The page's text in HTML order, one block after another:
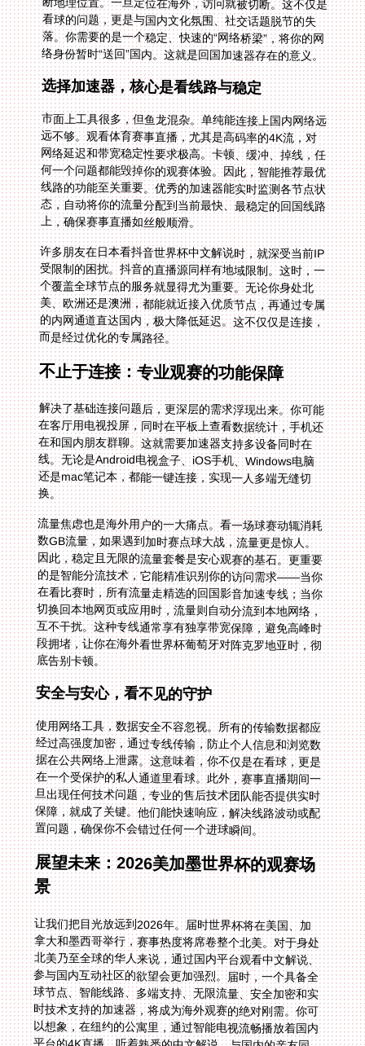
络身份暂时“送回”国内。这就是回国加速器存在的意义。
选择加速器，核心是看线路与稳定
市面上工具很多，但鱼龙混杂。单纯能连接上国内网络远
远不够。观看体育赛事直播，尤其是高码率的4K流，对
网络延迟和带宽稳定性要求极高。卡顿、缓冲、掉线，任
何一个问题都能毁掉你的观赛体验。因此，智能推荐最优
线路的功能至关重要。优秀的加速器能实时监测各节点状
态，自动将你的流量分配到当前最快、最稳定的回国线路
上，确保赛事直播如丝般顺滑。
许多朋友在日本看抖音世界杯中文解说时，就深受当前IP
受限制的困扰。抖音的直播源同样有地域限制。这时，一
个覆盖全球节点的服务就显得尤为重要。无论你身处北
美、欧洲还是澳洲，都能就近接入优质节点，再通过专属
的内网通道直达国内，极大降低延迟。这不仅仅是连接，
而是经过优化的专属路径。
不止于连接：专业观赛的功能保障
解决了基础连接问题后，更深层的需求浮现出来。你可能
在客厅用电视投屏，同时在平板上查看数据统计，手机还
在和国内朋友群聊。这就需要加速器支持多设备同时在
线。无论是Android电视盒子、iOS手机、Windows电脑
还是mac笔记本，都能一键连接，实现一人多端无缝切
换。
流量焦虑也是海外用户的一大痛点。看一场球赛动辄消耗
数GB流量，如果遇到加时赛点球大战，流量更是惊人。
因此，稳定且无限的流量套餐是安心观赛的基石。更重要
的是智能分流技术，它能精准识别你的访问需求——当你
在看比赛时，所有流量走精选的回国影音加速专线；当你
切换回本地网页或应用时，流量则自动分流到本地网络，
互不干扰。这种专线通常享有独享带宽保障，避免高峰时
段拥堵，让你在海外看世界杯葡萄牙对阵克罗地亚时，彻
底告别卡顿。
安全与安心，看不见的守护
使用网络工具，数据安全不容忽视。所有的传输数据都应
经过高强度加密，通过专线传输，防止个人信息和浏览数
据在公共网络上泄露。这意味着，你不仅是在看球，更是
在一个受保护的私人通道里看球。此外，赛事直播期间一
旦出现任何技术问题，专业的售后技术团队能否提供实时
保障，就成了关键。他们能快速响应，解决线路波动或配
置问题，确保你不会错过任何一个进球瞬间。
展望未来：2026美加墨世界杯的观赛场
景
让我们把目光放远到2026年。届时世界杯将在美国、加
拿大和墨西哥举行，赛事热度将席卷整个北美。对于身处
北美乃至全球的华人来说，通过国内平台观看中文解说、
参与国内互动社区的欲望会更加强烈。届时，一个具备全
球节点、智能线路、多端支持、无限流量、安全加密和实
时技术支持的加速器，将成为海外观赛的绝对刚需。你可
以想象，在纽约的公寓里，通过智能电视流畅播放着国内
平台的4K直播，听着熟悉的中文解说，与国内的亲友同
步欢呼——这一切，都依赖于今天你选择的这个稳定、强